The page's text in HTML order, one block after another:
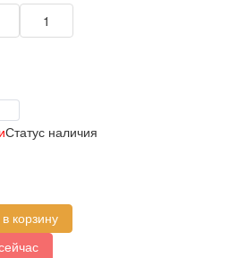
1
Статус наличия
корзину